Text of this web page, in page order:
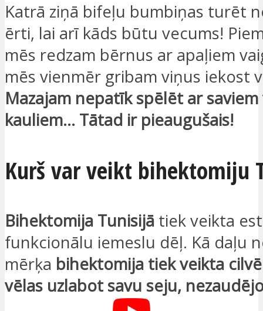
Katrā ziņā bifeļu bumbiņas turēt
ērti, lai arī kāds būtu vecums!
mēs redzam bērnus ar apaļiem
mēs vienmēr gribam viņus iekost
Mazajam nepatīk spēlēt ar saviem
kauliem… Tātad ir pieaugušais!
Kurš var veikt bihektomiju
Bihektomija Tunisijā tiek veikta
funkcionālu iemeslu dēļ. Kā daļu
mērķa bihektomija tiek veikta
vēlas uzlabot savu seju,